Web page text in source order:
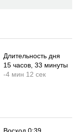
Длительность дня
15 часов , 33 минуты
-4 мин 12 сек